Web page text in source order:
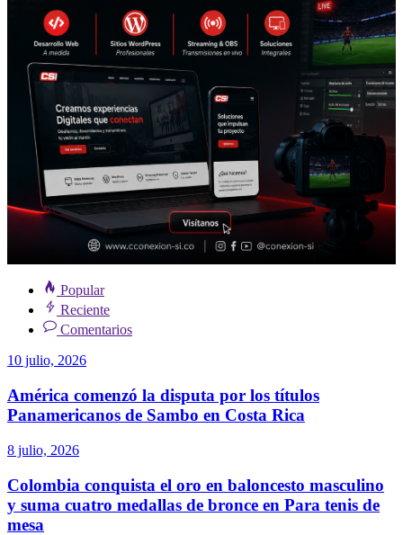
Popular
Reciente
Comentarios
10 julio, 2026
América comenzó la disputa por los títulos
Panamericanos de Sambo en Costa Rica
8 julio, 2026
Colombia conquista el oro en baloncesto masculino
y suma cuatro medallas de bronce en Para tenis de
mesa